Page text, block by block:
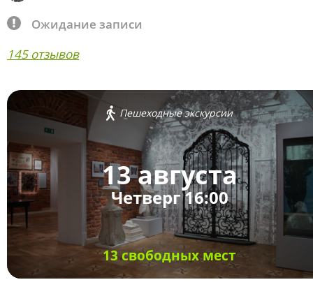
Ожидание записи
145 отзывов
Пешеходные экскурсии
13 августа
Четверг 16:00
13 свободных мест